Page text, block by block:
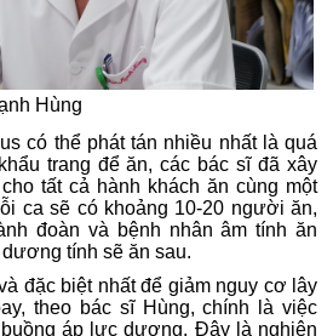
Hùng
có thể phát tán nhiều nhất là quá
trang để ăn, các bác sĩ đã xây
tất cả hành khách ăn cùng một
ca sẽ có khoảng 10-20 người ăn,
đoàn và bệnh nhân âm tính ăn
tính sẽ ăn sau.
đặc biệt nhất để giảm nguy cơ lây
theo bác sĩ Hùng, chính là việc
áp lực dương. Đây là nghiên